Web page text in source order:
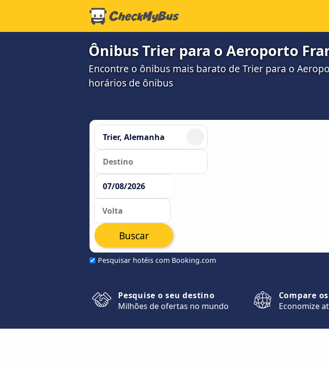
Ônibus Trier para o Aeroporto
Encontre o ônibus mais barato de Trier para o
horários de ônibus
Pesquisar hotéis com Booking.com
Buscar
Pesquise o seu destino
Milhões de ofertas no mundo
Compare
Economize